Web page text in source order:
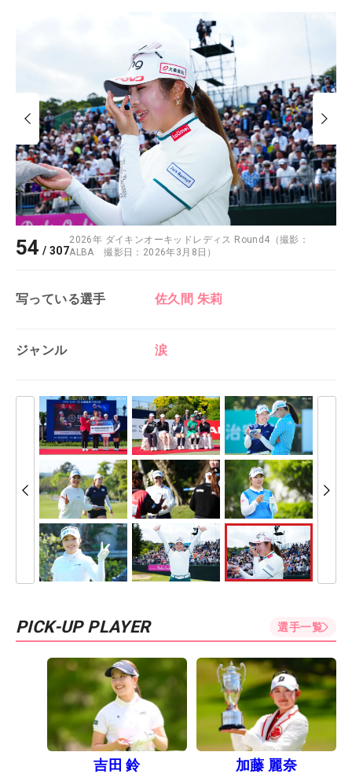
54 /307
2026年 ダイキンオーキッドレディス Round4（撮影：
ALBA 撮影日：2026年3月8日）
写っている選手 佐久間 朱莉
ジャンル 涙
PICK-UP PLAYER 選手一覧
吉田 鈴 加藤 麗奈